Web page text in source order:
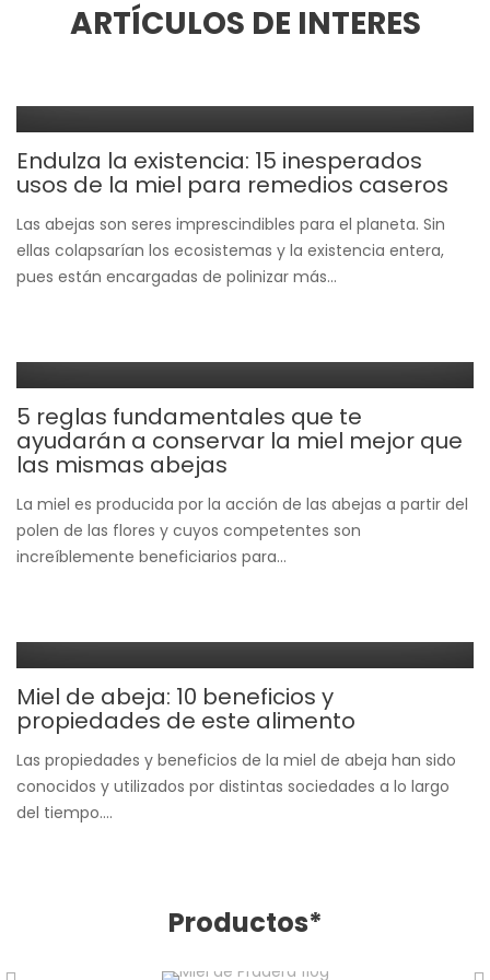
ARTÍCULOS DE INTERES
Endulza la existencia: 15 inesperados
usos de la miel para remedios caseros
Las abejas son seres imprescindibles para el planeta. Sin
ellas colapsarían los ecosistemas y la existencia entera,
pues están encargadas de polinizar más...
5 reglas fundamentales que te
ayudarán a conservar la miel mejor que
las mismas abejas
La miel es producida por la acción de las abejas a partir del
polen de las flores y cuyos competentes son
increíblemente beneficiarios para...
Miel de abeja: 10 beneficios y
propiedades de este alimento
Las propiedades y beneficios de la miel de abeja han sido
conocidos y utilizados por distintas sociedades a lo largo
del tiempo....
Productos*